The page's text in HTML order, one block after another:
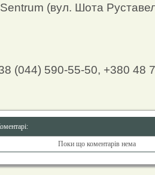
(вул. Шота
(044) 590-55-50, +380 48
Поки що коментарів нема